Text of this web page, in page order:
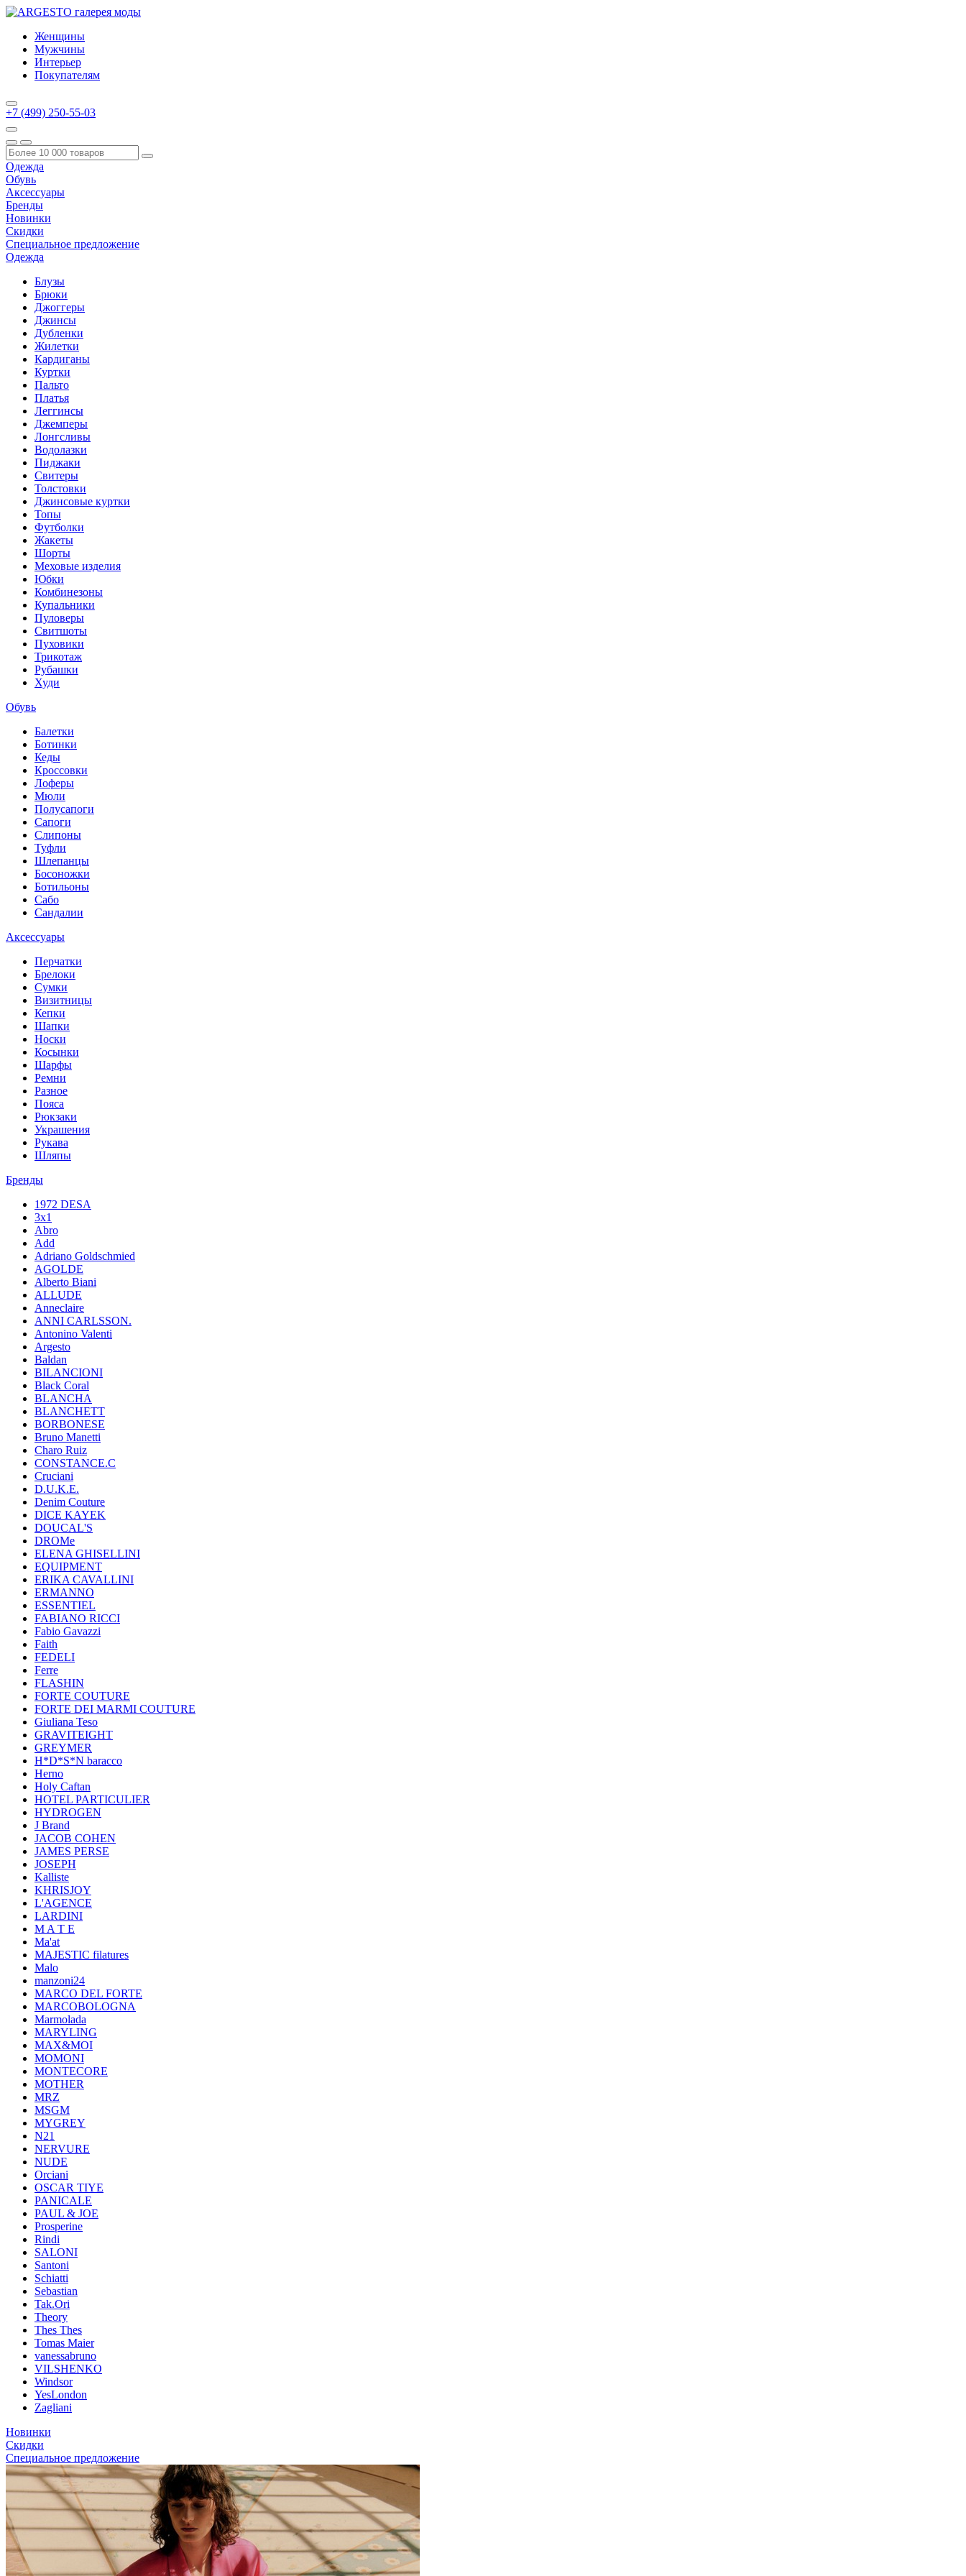
Женщины
Мужчины
Интерьер
Покупателям
+7 (499) 250-55-03
Одежда
Обувь
Аксессуары
Бренды
Новинки
Скидки
Специальное предложение
Одежда
Блузы
Брюки
Джоггеры
Джинсы
Дубленки
Жилетки
Кардиганы
Куртки
Пальто
Платья
Леггинсы
Джемперы
Лонгсливы
Водолазки
Пиджаки
Свитеры
Толстовки
Джинсовые куртки
Топы
Футболки
Жакеты
Шорты
Меховые изделия
Юбки
Комбинезоны
Купальники
Пуловеры
Свитшоты
Пуховики
Трикотаж
Рубашки
Худи
Обувь
Балетки
Ботинки
Кеды
Кроссовки
Лоферы
Мюли
Полусапоги
Сапоги
Слипоны
Туфли
Шлепанцы
Босоножки
Ботильоны
Сабо
Сандалии
Аксессуары
Перчатки
Брелоки
Сумки
Визитницы
Кепки
Шапки
Носки
Косынки
Шарфы
Ремни
Разное
Пояса
Рюкзаки
Украшения
Рукава
Шляпы
Бренды
1972 DESA
3x1
Abro
Add
Adriano Goldschmied
AGOLDE
Alberto Biani
ALLUDE
Anneclaire
ANNI CARLSSON.
Antonino Valenti
Argesto
Baldan
BILANCIONI
Black Coral
BLANCHA
BLANCHETT
BORBONESE
Bruno Manetti
Charo Ruiz
CONSTANCE.C
Cruciani
D.U.K.E.
Denim Couture
DICE KAYEK
DOUCAL'S
DROMe
ELENA GHISELLINI
EQUIPMENT
ERIKA CAVALLINI
ERMANNO
ESSENTIEL
FABIANO RICCI
Fabio Gavazzi
Faith
FEDELI
Ferre
FLASHIN
FORTE COUTURE
FORTE DEI MARMI COUTURE
Giuliana Teso
GRAVITEIGHT
GREYMER
H*D*S*N baracco
Herno
Holy Caftan
HOTEL PARTICULIER
HYDROGEN
J Brand
JACOB COHEN
JAMES PERSE
JOSEPH
Kalliste
KHRISJOY
L'AGENCE
LARDINI
M A T E
Ma'at
MAJESTIC filatures
Malo
manzoni24
MARCO DEL FORTE
MARCOBOLOGNA
Marmolada
MARYLING
MAX&MOI
MOMONI
MONTECORE
MOTHER
MRZ
MSGM
MYGREY
N21
NERVURE
NUDE
Orciani
OSCAR TIYE
PANICALE
PAUL & JOE
Prosperine
Rindi
SALONI
Santoni
Schiatti
Sebastian
Tak.Ori
Theory
Thes Thes
Tomas Maier
vanessabruno
VILSHENKO
Windsor
YesLondon
Zagliani
Новинки
Скидки
Специальное предложение